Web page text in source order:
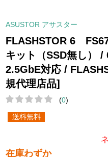
ASUSTOR アサスター
FLASHSTOR 6
キット（SSD無し）
2.5GbE対応 /
規代理店品]
(0)
送料無料
在庫わずか